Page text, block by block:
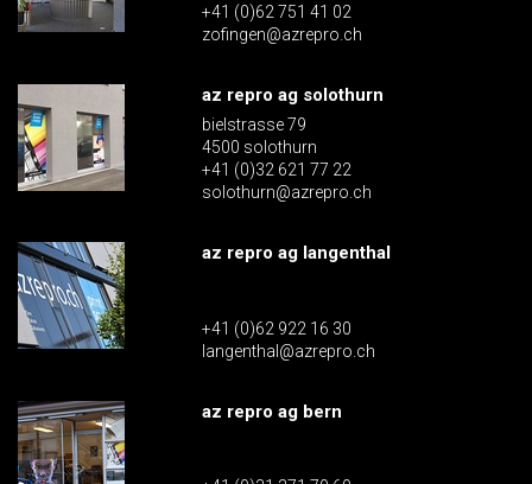
+41 (0)62 751 41 02
zofingen@azrepro.ch
az repro ag solothurn
bielstrasse 79
4500 solothurn
+41 (0)32 621 77 22
solothurn@azrepro.ch
az repro ag langenthal
+41 (0)62 922 16 30
langenthal@azrepro.ch
az repro ag bern